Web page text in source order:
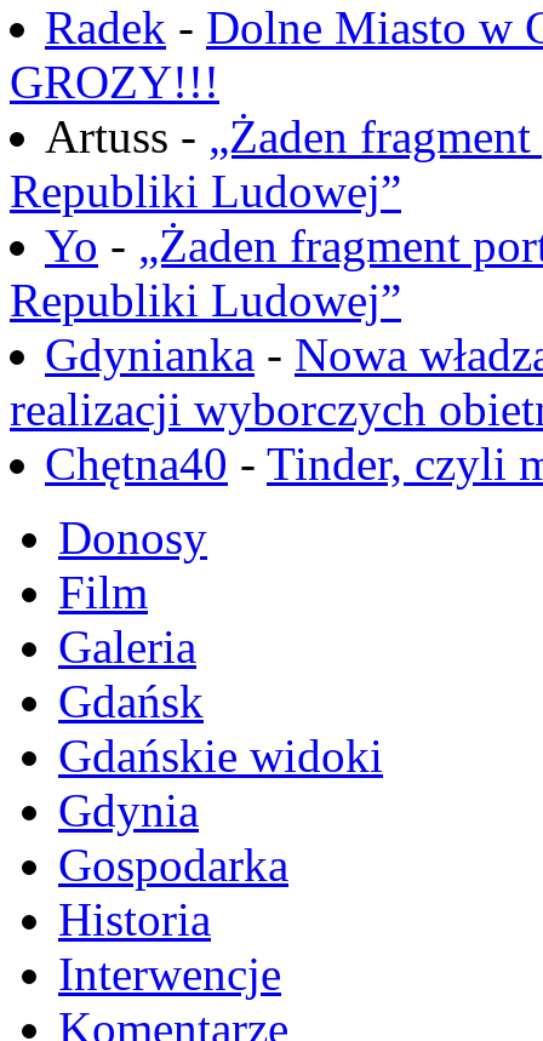
Radek - Dolne Miasto w
GROZY!!!
Artuss - „Żaden
Republiki Ludowej”
Yo - „Żaden fragment
Republiki Ludowej”
Gdynianka - Nowa
realizacji wyborczych
Chętna40 - Tinder, czyli
Donosy
Film
Galeria
Gdańsk
Gdańskie widoki
Gdynia
Gospodarka
Historia
Interwencje
Komentarze